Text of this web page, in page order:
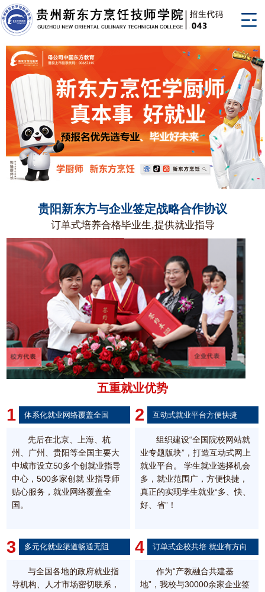
贵阳新东方与企业签定战略合作协议
订单式培养合格毕业生,提供就业指导
五重就业优势
1 体系化就业网络覆盖全国
先后在北京、上海、杭
州、广州、贵阳等全国主要大
中城市设立50多个创就业指导
中心，500多家创就 业指导师
贴心服务，就业网络覆盖全
国。
2 互动式就业平台方便快捷
组织建设“全国院校网站就
业专题版块”，打造互动式网上
就业平台。 学生就业选择机会
多，就业范围广，方便快捷，
真正的实现学生就业“多、快、
好、省”！
3 多元化就业渠道畅通无阻
与全国各地的政府就业指
导机构、人才市场密切联系，
4 订单式企校共培 就业有方向
作为“产教融合共建基
地”，我校与30000余家企业签